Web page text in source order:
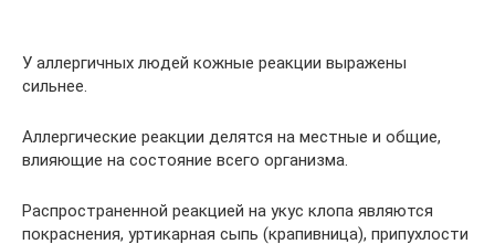
У аллергичных людей кожные реакции выражены
сильнее.
Аллергические реакции делятся на местные и общие,
влияющие на состояние всего организма.
Распространенной реакцией на укус клопа являются
покраснения, уртикарная сыпь (крапивница), припухлости